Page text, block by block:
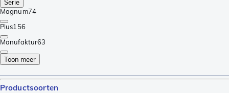
Serie
Magnum74
Plus156
Manufaktur63
Toon meer
Productsoorten